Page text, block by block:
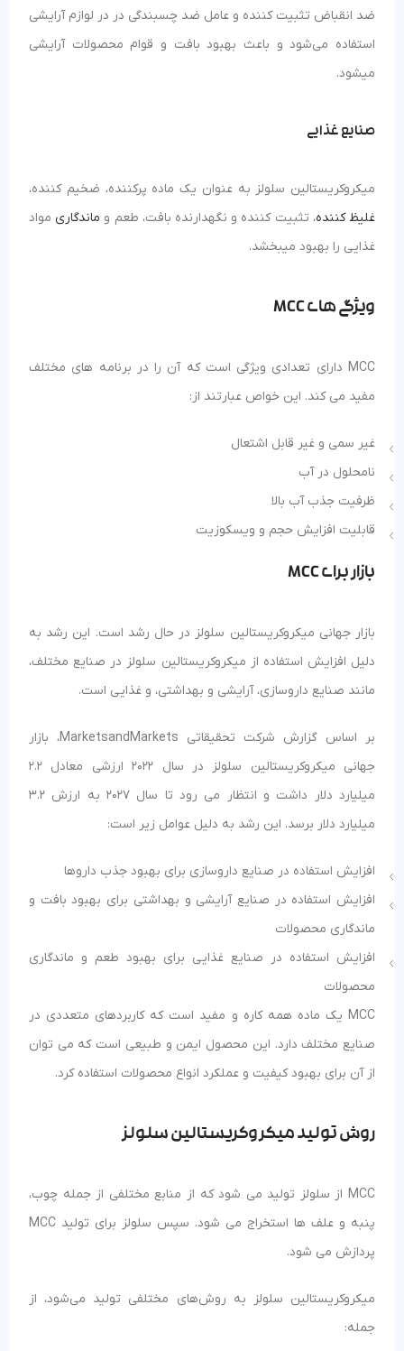
ضد انقباض تثبیت کننده و عامل ضد چسبندگی در در لوازم آرایشی
استفاده می‌شود و باعث بهبود بافت و قوام محصولات آرایشی
میشود.
صنایع غذایی
میکروکریستالین سلولز به عنوان یک ماده پرکننده، ضخیم کننده،
غلیظ کننده، تثبیت کننده و نگهدارنده بافت، طعم و ماندگاری مواد
غذایی را بهبود میبخشد.
ویژگی های MCC
MCC دارای تعدادی ویژگی است که آن را در برنامه های مختلف
مفید می کند. این خواص عبارتند از:
غیر سمی و غیر قابل اشتعال
نامحلول در آب
ظرفیت جذب آب بالا
قابلیت افزایش حجم و ویسکوزیت
بازار برای MCC
بازار جهانی میکروکریستالین سلولز در حال رشد است. این رشد به
دلیل افزایش استفاده از میکروکریستالین سلولز در صنایع مختلف،
مانند صنایع داروسازی، آرایشی و بهداشتی، و غذایی است.
بر اساس گزارش شرکت تحقیقاتی MarketsandMarkets، بازار
جهانی میکروکریستالین سلولز در سال 2022 ارزشی معادل 2.2
میلیارد دلار داشت و انتظار می رود تا سال 2027 به ارزش 3.2
میلیارد دلار برسد. این رشد به دلیل عوامل زیر است:
افزایش استفاده در صنایع داروسازی برای بهبود جذب داروها
افزایش استفاده در صنایع آرایشی و بهداشتی برای بهبود بافت و
ماندگاری محصولات
افزایش استفاده در صنایع غذایی برای بهبود طعم و ماندگاری
محصولات
MCC یک ماده همه کاره و مفید است که کاربردهای متعددی در
صنایع مختلف دارد. این محصول ایمن و طبیعی است که می توان
از آن برای بهبود کیفیت و عملکرد انواع محصولات استفاده کرد.
روش تولید میکروکریستالین سلولز
MCC از سلولز تولید می شود که از منابع مختلفی از جمله چوب،
پنبه و علف ها استخراج می شود. سپس سلولز برای تولید MCC
پردازش می شود.
میکروکریستالین سلولز به روش‌های مختلفی تولید می‌شود، از
جمله: